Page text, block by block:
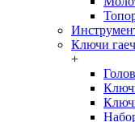
Ключи
+